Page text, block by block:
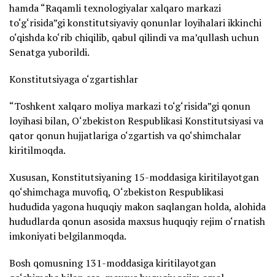
hamda “Raqamli texnologiyalar xalqaro markazi
to‘g‘risida”gi konstitutsiyaviy qonunlar loyihalari ikkinchi
o‘qishda ko‘rib chiqilib, qabul qilindi va ma’qullash uchun
Senatga yuborildi.
Konstitutsiyaga o‘zgartishlar
“Toshkent xalqaro moliya markazi to‘g‘risida”gi qonun
loyihasi bilan, O‘zbekiston Respublikasi Konstitutsiyasi va
qator qonun hujjatlariga o‘zgartish va qo‘shimchalar
kiritilmoqda.
Xususan, Konstitutsiyaning 15-moddasiga kiritilayotgan
qo‘shimchaga muvofiq, O‘zbekiston Respublikasi
hududida yagona huquqiy makon saqlangan holda, alohida
hududlarda qonun asosida maxsus huquqiy rejim o‘rnatish
imkoniyati belgilanmoqda.
Bosh qomusning 131-moddasiga kiritilayotgan